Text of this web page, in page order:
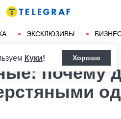
ЭКСКЛЮЗИВЫ
Куки! Хорошо
почему